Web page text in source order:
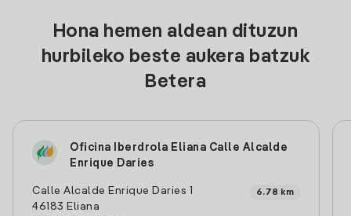
Hona hemen aldean dituzun
hurbileko beste aukera batzuk
Betera
Oficina Iberdrola Eliana Calle Alcalde
Enrique Daries
Calle Alcalde Enrique Daries 1
46183 Eliana
6.78 km